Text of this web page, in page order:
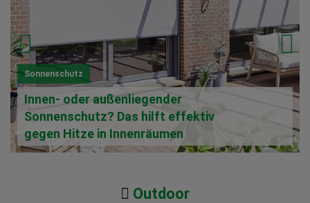
Sonnenschutz
Innen- oder außenliegender
Sonnenschutz? Das hilft effektiv
gegen Hitze in Innenräumen
Outdoor